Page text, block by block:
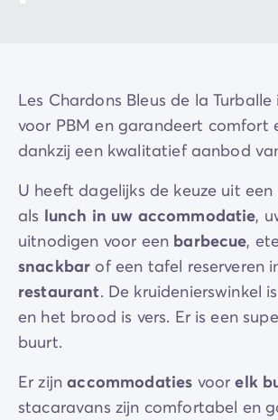
Les Chardons Bleus de la
voor PBM en garandeert comfort
dankzij een kwalitatief aanbod
U heeft dagelijks de keuze uit een
als lunch in uw accommodatie,
uitnodigen voor een barbecue,
snackbar of een tafel reserveren
restaurant. De kruidenierswinkel
en het brood is vers. Er is een
buurt.
Er zijnaccommodaties voorelk
stacaravans zijn comfortabel en